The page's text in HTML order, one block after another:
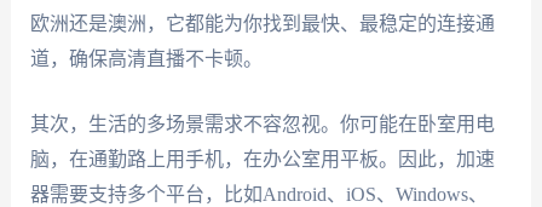
欧洲还是澳洲，它都能为你找到最快、最稳定的连接通
道，确保高清直播不卡顿。
其次，生活的多场景需求不容忽视。你可能在卧室用电
脑，在通勤路上用手机，在办公室用平板。因此，加速
器需要支持多个平台，比如Android、iOS、Windows、